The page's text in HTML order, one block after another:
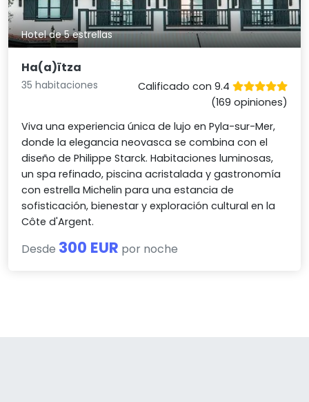
Hotel de 5 estrellas
Ha(a)ïtza
35 habitaciones
Calificado con 9.4
(169 opiniones)
Viva una experiencia única de lujo en Pyla-sur-Mer,
donde la elegancia neovasca se combina con el
diseño de Philippe Starck. Habitaciones luminosas,
un spa refinado, piscina acristalada y gastronomía
con estrella Michelin para una estancia de
sofisticación, bienestar y exploración cultural en la
Côte d'Argent.
Desde 300 EUR por noche